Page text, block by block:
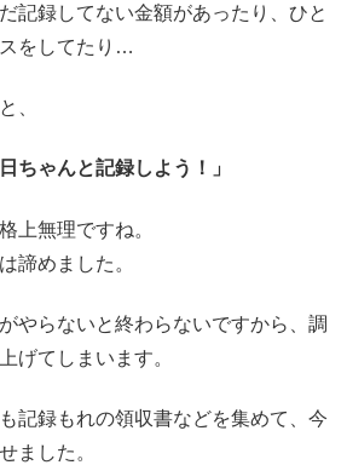
記録してない金額があったり、ひと
をしてたり…
、
ちゃんと記録しよう！」
上無理ですね。
諦めました。
やらないと終わらないですから、調
げてしまいます。
記録もれの領収書などを集めて、今
ました。